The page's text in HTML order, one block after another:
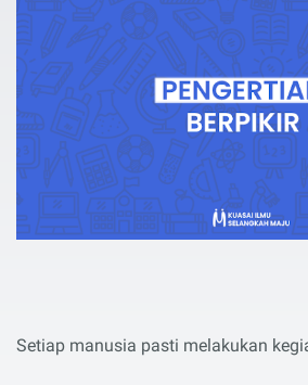
Setiap manusia pasti melakukan